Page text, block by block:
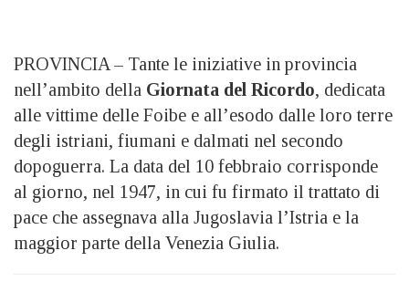
PROVINCIA – Tante le iniziative in provincia
nell’ambito della Giornata del Ricordo, dedicata
alle vittime delle Foibe e all’esodo dalle loro terre
degli istriani, fiumani e dalmati nel secondo
dopoguerra. La data del 10 febbraio corrisponde
al giorno, nel 1947, in cui fu firmato il trattato di
pace che assegnava alla Jugoslavia l’Istria e la
maggior parte della Venezia Giulia.